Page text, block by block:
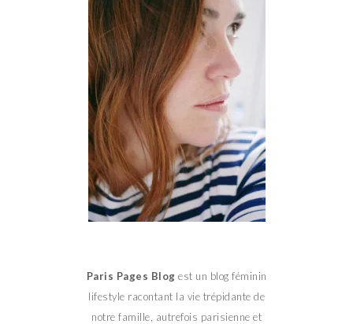
Paris Pages Blog est un blog féminin
lifestyle racontant la vie trépidante de
notre famille, autrefois parisienne et